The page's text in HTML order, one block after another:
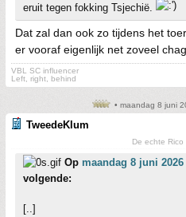
eruit tegen fokking Tsjechië.
Dat zal dan ook zo tijdens het
er vooraf eigenlijk net zoveel
VBL SC influencer
Left, right, behind
• maandag 8 juni
TweedeKlum
De echte Rico
Op maandag 8 juni 2026
volgende:
[..]